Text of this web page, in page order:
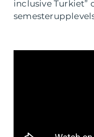
inclusive Turkiet”